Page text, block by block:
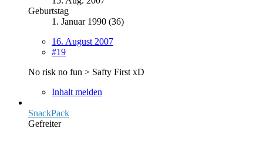
Geburtstag
1. Januar 1990 (36)
16. August 2007
#19
No risk no fun > Safty First xD
Inhalt melden
SnackPack
Gefreiter